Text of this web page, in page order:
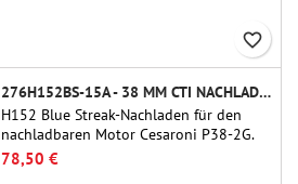
favorite_border
276H152BS-15A - 38 MM CTI NACHLADEN
H152 Blue Streak-Nachladen für den
nachladbaren Motor Cesaroni P38-2G.
Die Verzögerung von 15 Sekunden ist
über das ProDAT 38-Tool einstellbar.
78,50 €